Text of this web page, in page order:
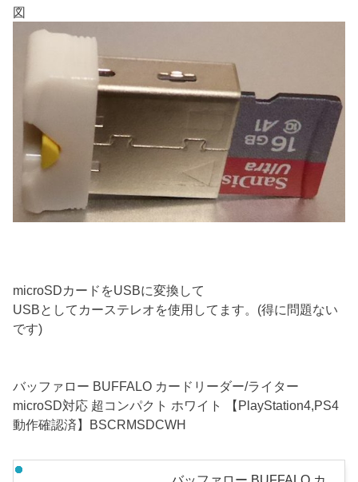
図
microSDカードをUSBに変換して
USBとしてカーステレオを使用してます。(得に問題ない
です)
バッファロー BUFFALO カードリーダー/ライター
microSD対応 超コンパクト ホワイト 【PlayStation4,PS4
動作確認済】BSCRMSDCWH